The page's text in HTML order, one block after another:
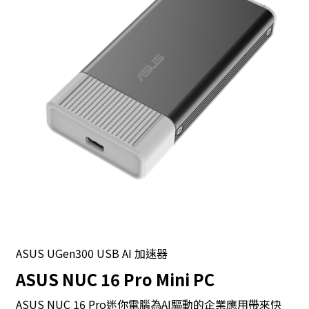
ASUS UGen300 USB AI 加速器
ASUS NUC 16 Pro Mini PC
ASUS NUC 16 Pro迷你電腦為AI驅動的企業應用帶來快